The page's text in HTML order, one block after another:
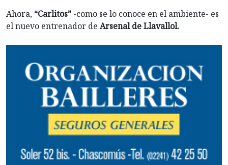
Ahora, “Carlitos” -como se lo conoce en el ambiente- es
el nuevo entrenador de Arsenal de Llavallol.